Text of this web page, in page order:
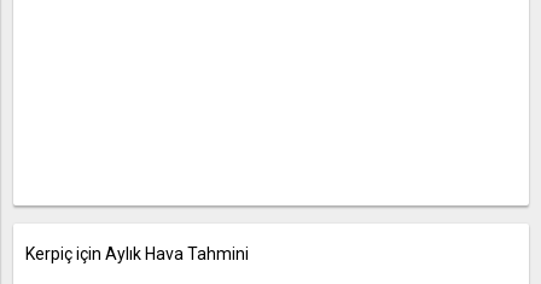
Kerpiç için Aylık Hava Tahmini